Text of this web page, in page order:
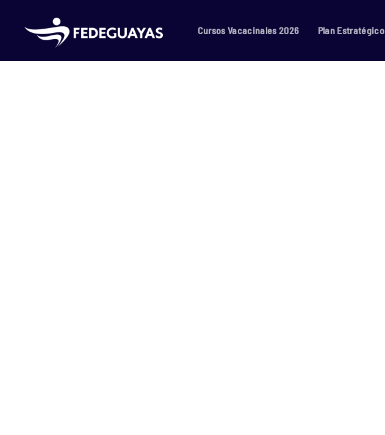
Skip to main content Cursos Vacacinales 2026 Plan Estratégico